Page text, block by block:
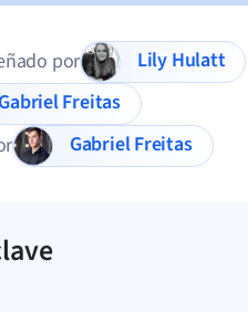
por
Lily Hulatt
Gabriel Freitas
Gabriel Freitas